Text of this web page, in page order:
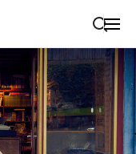
Suche schließen